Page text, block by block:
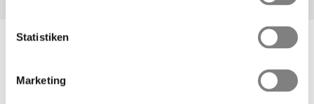
Statistiken
Marketing